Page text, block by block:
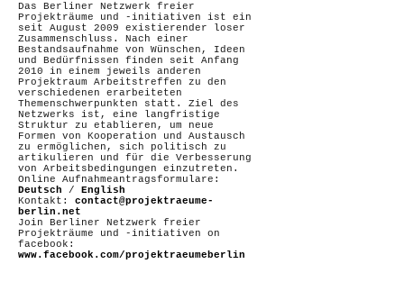
Das Berliner Netzwerk freier
Projekträume und -initiativen ist ein
seit August 2009 existierender loser
Zusammenschluss. Nach einer
Bestandsaufnahme von Wünschen, Ideen
und Bedürfnissen finden seit Anfang
2010 in einem jeweils anderen
Projektraum Arbeitstreffen zu den
verschiedenen erarbeiteten
Themenschwerpunkten statt. Ziel des
Netzwerks ist, eine langfristige
Struktur zu etablieren, um neue
Formen von Kooperation und Austausch
zu ermöglichen, sich politisch zu
artikulieren und für die Verbesserung
von Arbeitsbedingungen einzutreten.
Online Aufnahmeantragsformulare:
Deutsch / English
Kontakt: contact@projektraeume-
berlin.net
Join Berliner Netzwerk freier
Projekträume und -initiativen on
facebook:
www.facebook.com/projektraeumeberlin